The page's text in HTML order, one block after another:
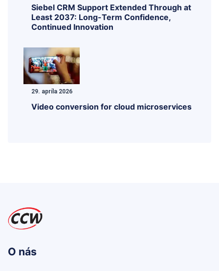
Siebel CRM Support Extended Through at
Least 2037: Long-Term Confidence,
Continued Innovation
29. apríla 2026
Video conversion for cloud microservices
O nás